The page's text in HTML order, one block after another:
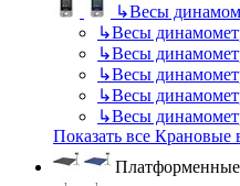
↳Весы
↳Весы
↳Весы
↳Весы
↳Весы
↳Весы
Показать все Крановые